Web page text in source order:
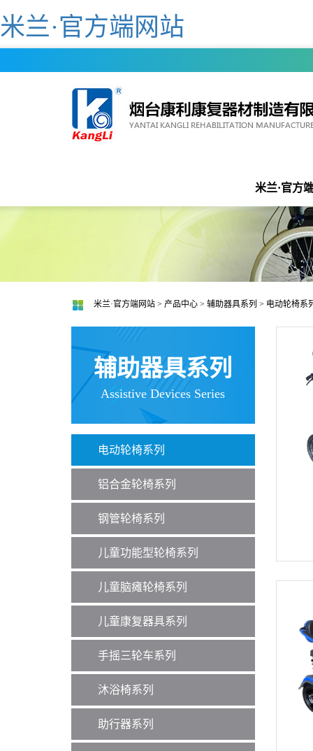
米兰·官方端网站
米兰·官方
米兰·官方端网站 > 产品中心 > 辅助器具系列 > 电动轮椅系
辅助器具系列
Assistive Devices Series
电动轮椅系列
铝合金轮椅系列
钢管轮椅系列
儿童功能型轮椅系列
儿童脑瘫轮椅系列
儿童康复器具系列
手摇三轮车系列
沐浴椅系列
助行器系列